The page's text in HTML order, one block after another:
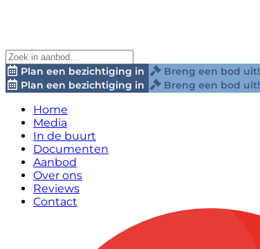
Plan een bezichtiging in Breng een bod uit!
Plan een bezichtiging in
Breng een bod uit!
Home
Media
In de buurt
Documenten
Aanbod
Over ons
Reviews
Contact